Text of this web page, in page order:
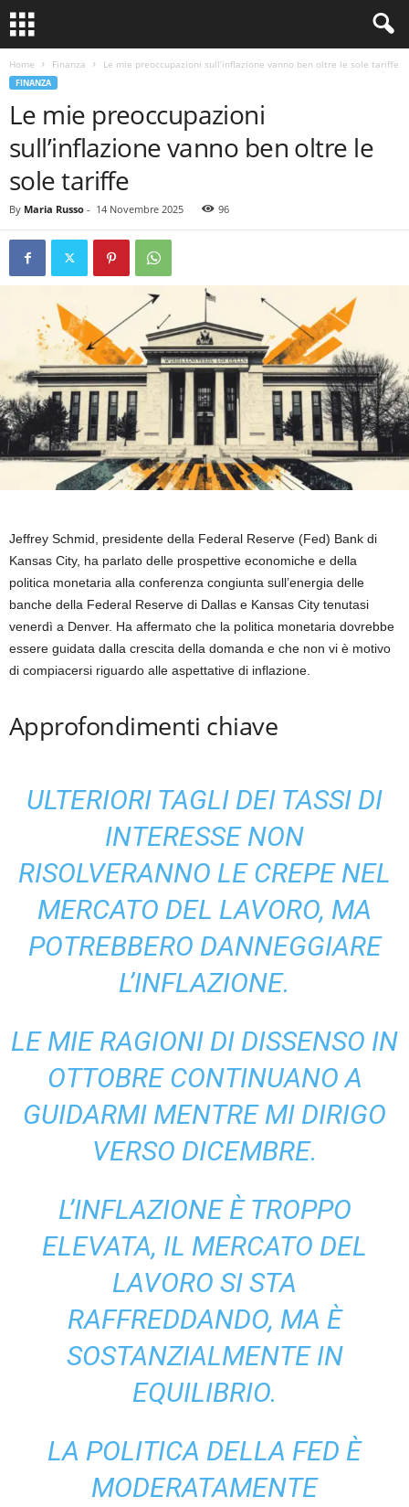
Home Finanza Le mie preoccupazioni sull’inflazione vanno ben oltre le sole tariffe
FINANZA
Le mie preoccupazioni
sull’inflazione vanno ben oltre le
sole tariffe
By Maria Russo - 14 Novembre 2025 96
Jeffrey Schmid, presidente della Federal Reserve (Fed) Bank di
Kansas City, ha parlato delle prospettive economiche e della
politica monetaria alla conferenza congiunta sull’energia delle
banche della Federal Reserve di Dallas e Kansas City tenutasi
venerdì a Denver. Ha affermato che la politica monetaria dovrebbe
essere guidata dalla crescita della domanda e che non vi è motivo
di compiacersi riguardo alle aspettative di inflazione.
Approfondimenti chiave
ULTERIORI TAGLI DEI TASSI DI
INTERESSE NON
RISOLVERANNO LE CREPE NEL
MERCATO DEL LAVORO, MA
POTREBBERO DANNEGGIARE
L’INFLAZIONE.
LE MIE RAGIONI DI DISSENSO IN
OTTOBRE CONTINUANO A
GUIDARMI MENTRE MI DIRIGO
VERSO DICEMBRE.
L’INFLAZIONE È TROPPO
ELEVATA, IL MERCATO DEL
LAVORO SI STA
RAFFREDDANDO, MA È
SOSTANZIALMENTE IN
EQUILIBRIO.
LA POLITICA DELLA FED È
MODERATAMENTE